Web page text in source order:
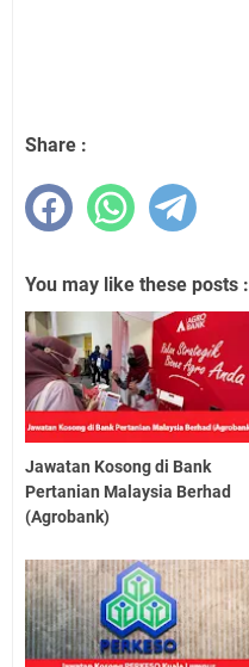
Share :
You may like these posts :
Jawatan Kosong di Bank
Pertanian Malaysia Berhad
(Agrobank)